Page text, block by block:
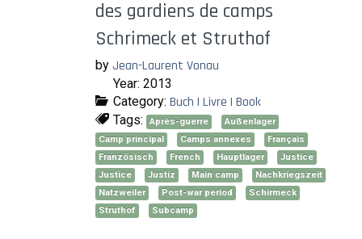
des gardiens de camps
Schrimeck et Struthof
by Jean-Laurent Vonau
Year: 2013
Category: Buch | Livre | Book
Tags: Après-guerre
Außenlager
Camp principal
Camps annexes
Français
Französisch
French Hauptlager
Justice
Justice
Justiz Main camp
Nachkriegszeit
Natzweiler
Post-war period
Schirmeck
Struthof
Subcamp